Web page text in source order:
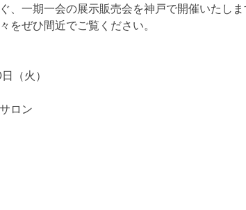
一期一会の展示販売会を神戸で開催いたしま
をぜひ間近でご覧ください。
（火）
ロン